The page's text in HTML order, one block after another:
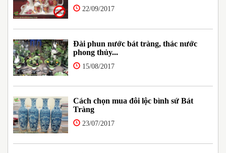
22/09/2017
Đài phun nước bát tràng, thác nước
phong thủy...
15/08/2017
Cách chọn mua đôi lộc bình sứ Bát
Tràng
23/07/2017